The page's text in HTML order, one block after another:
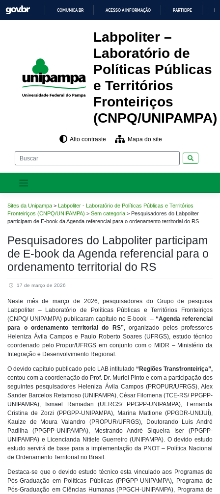
para
o
O
CONTEÚDO
COMUNICA BR ACESSO À INFORMAÇÃO PARTICIPE
Labpoliter –
Laboratório de
Políticas Públicas
e Territórios
Fronteiriços
(CNPQ/UNIPAMPA)
Alto contraste Mapa do site
Sites da Unipampa > Labpoliter - Laboratório de Políticas Públicas e Territórios
Fronteiriços (CNPQ/UNIPAMPA) > Sem categoria > Pesquisadores do Labpoliter
participam de E-book da Agenda referencial para o ordenamento territorial do RS
Pesquisadores do Labpoliter participam
de E-book da Agenda referencial para o
ordenamento territorial do RS
17 de março de 2026
Neste mês de março de 2026, pesquisadores do Grupo de pesquisa
Labpoliter – Laboratório de Políticas Públicas e Territórios Fronteiriços
(CNPQ/ UNIPAMPA) publicaram capítulo no E-book –“Agenda referencial
para o ordenamento territorial do RS”, organizado pelos professores
Heleniza Ávila Campos e Paulo Roberto Soares (UFRGS), estudo técnico
coordenado pelo Propur/UFRGS em conjunto com o MIDR – Ministério da
Integração e Desenvolvimento Regional.
O devido capítulo publicado pelo LAB intitulado “Regiões Transfronteiriça”,
contou com a coordenação do Prof. Dr. Muriel Pinto e com a participação dos
seguintes pesquisadores Heleniza Ávila Campos (PROPUR/UFRGS), Alex
Sander Barcelos Retamoso (UNIPAMPA), César Filomena (TCE-RS/ PPGPP-
UNIPAMPA), Ismael Ramadan (UERGS/ PPGPP-UNIPAMPA), Fernanda
Cristina de Zorzi (PPGPP-UNIPAMPA), Marina Mattione (PPGDR-UNIJUÍ),
Kauize de Moura Valandro (PROPUR/UFRGS), Doutorando Luis André
Padilha (PPGPP-UNIPAMPA), Mestrando André Siqueira Iser (PPGPP-
UNIPAMPA) e Licencianda Nitiele Guerreiro (UNIPAMPA). O devido estudo
estudo servirá de base para a implementação da PNOT – Política Nacional
de Ordenamento Territorial no Brasil.
Destaca-se que o devido estudo técnico esta vinculado aos Programas de
Pós-Graduação em Políticas Públicas (PPGPP-UNIPAMPA), Programa de
Pós-Graduação em Ciências Humanas (PPGCH-UNIPAMPA), Programa de